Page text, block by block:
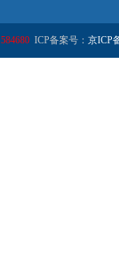
584680 ICP备案号： 京ICP